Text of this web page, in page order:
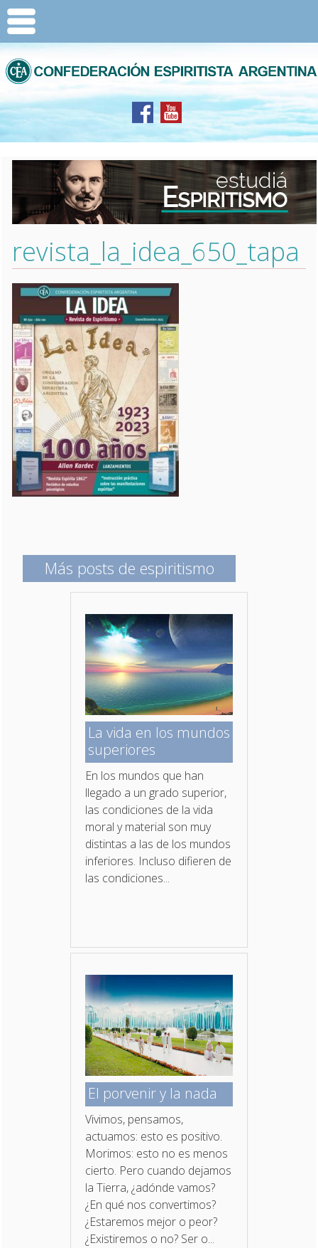
revista_la_idea_650_tapa
Más posts de espiritismo
La vida en los mundos
superiores
En los mundos que han
llegado a un grado superior,
las condiciones de la vida
moral y material son muy
distintas a las de los mundos
inferiores. Incluso difieren de
las condiciones...
El porvenir y la nada
Vivimos, pensamos,
actuamos: esto es positivo.
Morimos: esto no es menos
cierto. Pero cuando dejamos
la Tierra, ¿adónde vamos?
¿En qué nos convertimos?
¿Estaremos mejor o peor?
¿Existiremos o no? Ser o...